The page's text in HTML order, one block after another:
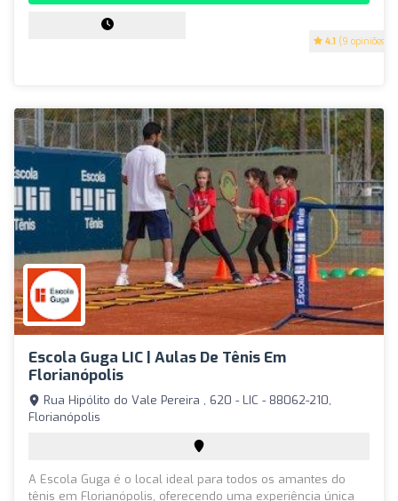
4.1 (9 opiniões)
Escola Guga LIC | Aulas De Tênis Em
Florianópolis
Rua Hipólito do Vale Pereira , 620 - LIC - 88062-210,
Florianópolis
A Escola Guga é o local ideal para todos os amantes do
tênis em Florianópolis, oferecendo uma experiência única